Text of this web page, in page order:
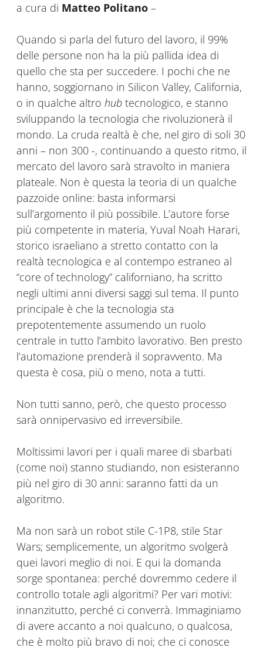
a cura di Matteo Politano –
Quando si parla del futuro del lavoro, il 99%
delle persone non ha la più pallida idea di
quello che sta per succedere. I pochi che ne
hanno, soggiornano in Silicon Valley, California,
o in qualche altro hub tecnologico, e stanno
sviluppando la tecnologia che rivoluzionerà il
mondo. La cruda realtà è che, nel giro di soli 30
anni – non 300 -, continuando a questo ritmo, il
mercato del lavoro sarà stravolto in maniera
plateale. Non è questa la teoria di un qualche
pazzoide online: basta informarsi
sull’argomento il più possibile. L’autore forse
più competente in materia, Yuval Noah Harari,
storico israeliano a stretto contatto con la
realtà tecnologica e al contempo estraneo al
“core of technology” californiano, ha scritto
negli ultimi anni diversi saggi sul tema. Il punto
principale è che la tecnologia sta
prepotentemente assumendo un ruolo
centrale in tutto l’ambito lavorativo. Ben presto
l’automazione prenderà il sopravvento. Ma
questa è cosa, più o meno, nota a tutti.
Non tutti sanno, però, che questo processo
sarà onnipervasivo ed irreversibile.
Moltissimi lavori per i quali maree di sbarbati
(come noi) stanno studiando, non esisteranno
più nel giro di 30 anni: saranno fatti da un
algoritmo.
Ma non sarà un robot stile C-1P8, stile Star
Wars; semplicemente, un algoritmo svolgerà
quei lavori meglio di noi. E qui la domanda
sorge spontanea: perché dovremmo cedere il
controllo totale agli algoritmi? Per vari motivi:
innanzitutto, perché ci converrà. Immaginiamo
di avere accanto a noi qualcuno, o qualcosa,
che è molto più bravo di noi; che ci conosce